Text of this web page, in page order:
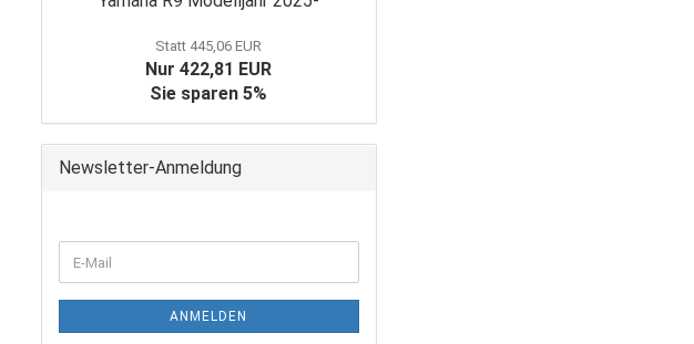
Statt 445,06 EUR
Nur 422,81 EUR
Sie sparen 5%
Newsletter-Anmeldung
ZUR
E-
Mail
ANMELDEN